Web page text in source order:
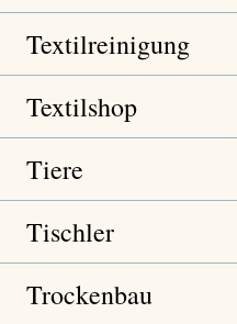
Textilreinigung
Textilshop
Tiere
Tischler
Trockenbau